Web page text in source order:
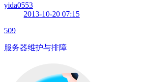
yida0553
2013-10-20 07:15
509
服务器维护与排障